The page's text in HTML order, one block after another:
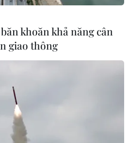
thí sinh tại
Chuyên
Quang:
lại tất cả các
khoăn khả năng cân
giao thông